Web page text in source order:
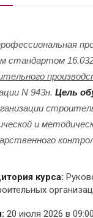
стандартом
N 943н. Цель
и
курса:
20 июля 2026 в 09:00